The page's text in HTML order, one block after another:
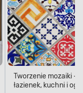
Tworzenie mozaiki -
łazienek, kuchni i